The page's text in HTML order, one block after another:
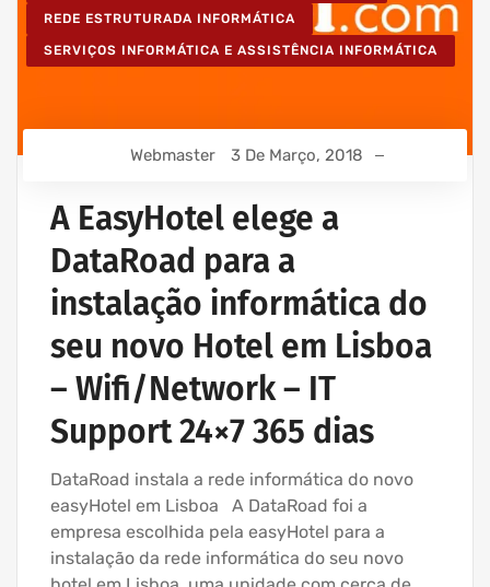
REDE ESTRUTURADA INFORMÁTICA
SERVIÇOS INFORMÁTICA E ASSISTÊNCIA INFORMÁTICA
Webmaster 3 De Março, 2018
A EasyHotel elege a
DataRoad para a
instalação informática do
seu novo Hotel em Lisboa
– Wifi/Network – IT
Support 24×7 365 dias
DataRoad instala a rede informática do novo
easyHotel em Lisboa A DataRoad foi a
empresa escolhida pela easyHotel para a
instalação da rede informática do seu novo